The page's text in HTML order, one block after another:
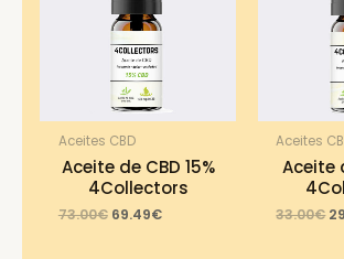
Aceites CBD
Aceite de CBD 15%
4Collectors
73.00€ Original
69.49€Current
Aceites
Aceite
33.00€